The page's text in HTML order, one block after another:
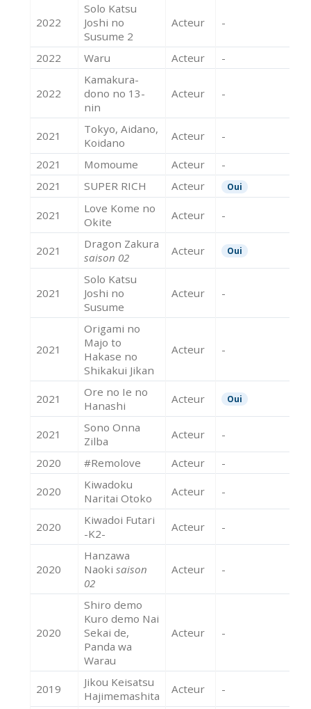
2022
Solo Katsu
Joshi no
Susume 2
Acteur -
2022 Waru Acteur -
2022
Kamakura-
dono no 13-
nin
Acteur -
2021
Tokyo, Aidano,
Koidano
Acteur -
2021 Momoume Acteur
-
2021
SUPER RICH Acteur Oui
2021
Love Kome no
Okite
Acteur -
2021
Dragon Zakura
saison 02
Acteur Oui
2021
Solo Katsu
Joshi no
Susume
Acteur -
2021
Origami no
Majo to
Hakase no
Shikakui Jikan
Acteur -
2021
Ore no Ie no
Hanashi
Acteur Oui
2021
Sono Onna
Zilba
Acteur -
2020 #Remolove Acteur -
2020
Kiwadoku
Naritai Otoko
Acteur -
2020
Kiwadoi Futari
-K2-
Acteur -
2020
Hanzawa
Naoki saison
02
Acteur -
2020
Shiro demo
Kuro demo Nai
Sekai de,
Panda wa
Warau
Acteur -
2019
Jikou Keisatsu
Hajimemashita
Acteur -